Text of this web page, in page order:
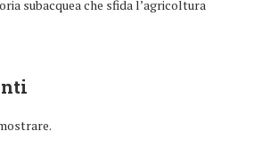
subacquea che sfida l’agricoltura